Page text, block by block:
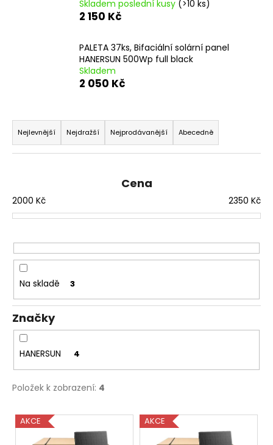
Skladem poslední kusy (>10 ks)
2 150 Kč
PALETA 37ks, Bifaciální solární panel
HANERSUN 500Wp full black
Skladem
2 050 Kč
Ř
a
z
í
p
o
d
u
k
t
ů
Nejlevnější Nejdražší Nejprodávanější Abecedně
Cena
2000 Kč 2350 Kč
Na skladě 3
Značky
HANERSUN 4
Položek k zobrazení: 4
V
ý
AKCE AKCE
HLEDAT
o
p
r
u
u
j
e
m
e
ŠROUB
ŠESTIHRANNOU
M10X25
4,64